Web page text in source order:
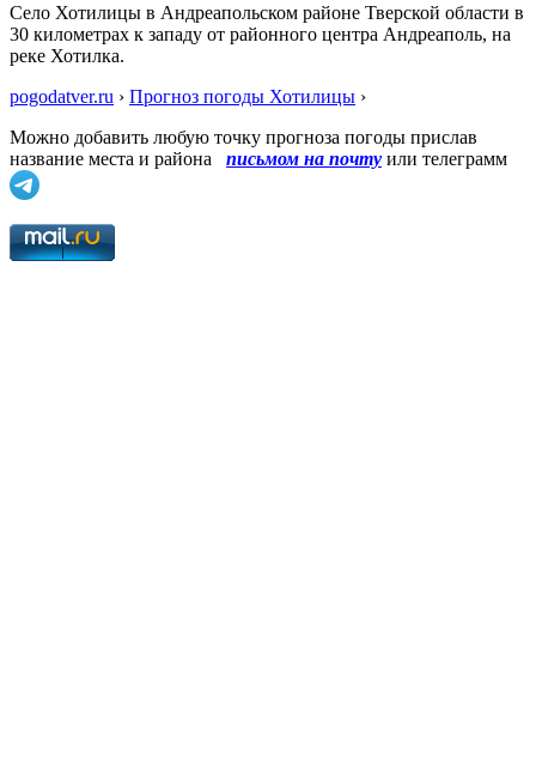
Село Хотилицы в Андреапольском районе Тверской области в
30 километрах к западу от районного центра Андреаполь, на
реке Хотилка.
pogodatver.ru › Прогноз погоды Хотилицы ›
Можно добавить любую точку прогноза погоды прислав
название места и района
письмом на почту или телеграмм